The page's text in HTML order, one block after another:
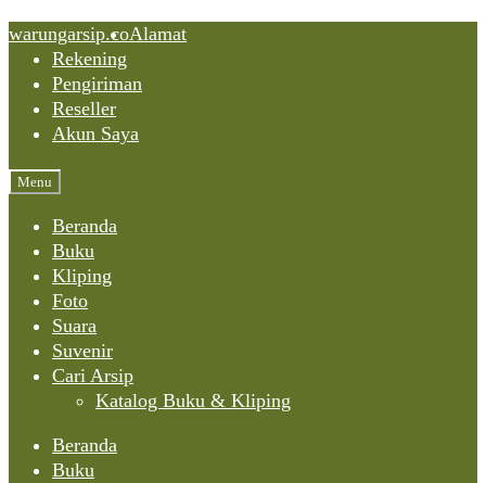
Skip
content
Skip
navigation
Skip
content
warungarsip.coAlamat
Rekening
Pengiriman
Reseller
Akun Saya
Menu
Beranda
Buku
Kliping
Foto
Suara
Suvenir
Cari Arsip
Katalog Buku & Kliping
Beranda
Buku